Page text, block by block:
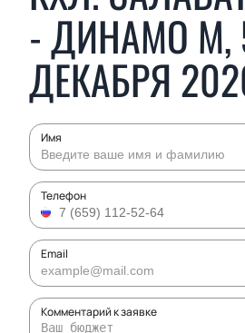
- ДИНАМО М,
ДЕКАБРЯ
Имя
Телефон
Email
Комментарий к заявке